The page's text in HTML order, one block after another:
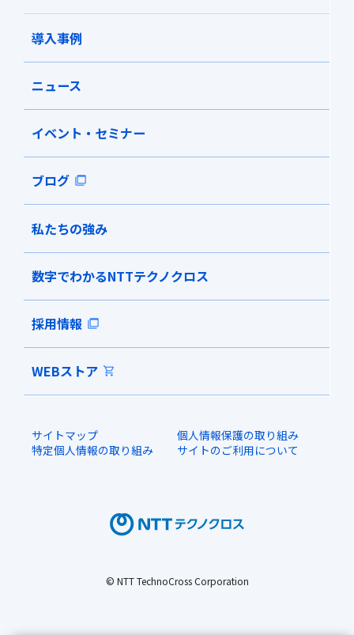
導入事例
ニュース
イベント・セミナー
ブログ
私たちの強み
数字でわかるNTTテクノクロス
採用情報
WEBストア
サイトマップ
個人情報保護の取り組み
特定個人情報の取り組み
サイトのご利用について
© NTT TechnoCross Corporation